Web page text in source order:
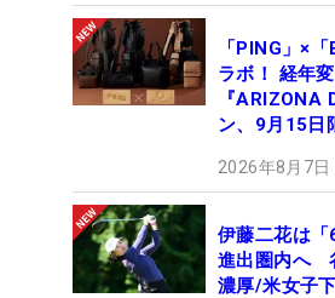
「PING」×
ラボ！ 経年
『ARIZONA
ン、9月15日
2026年8月7
伊藤二花は
進出圏内へ
濃厚/米女子